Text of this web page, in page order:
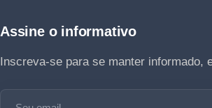
Assine o informativo
Inscreva-se para se manter